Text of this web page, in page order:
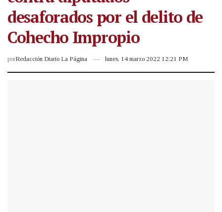
desaforados por el delito de
Cohecho Impropio
porRedacción Diario La Página lunes, 14 marzo 2022 12:21 PM